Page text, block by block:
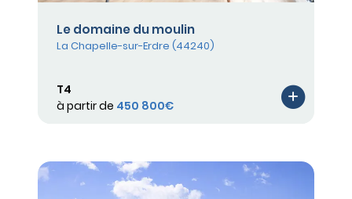
Le domaine du moulin
La Chapelle-sur-Erdre (44240)
T4
à partir de 450 800€